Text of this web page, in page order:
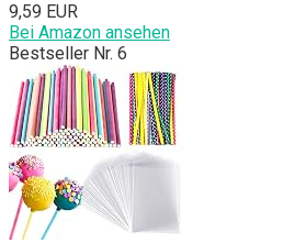
9,59 EUR
Bei Amazon ansehen
Bestseller Nr. 6